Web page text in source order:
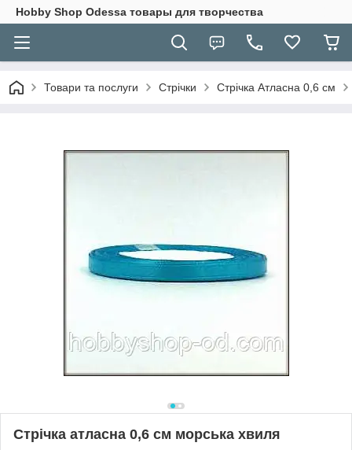
Hobbу Shop Odessa товары для творчества
Товари та послуги Стрічки Стрічка Атласна 0,6 см
Стрічка атласна 0,6 см морська хвиля